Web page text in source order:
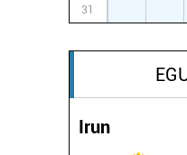
31
Irun